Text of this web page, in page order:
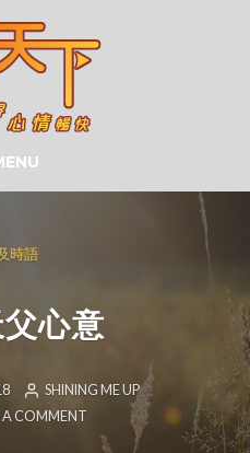
時語
心意
SHINING ME UP
A COMMENT